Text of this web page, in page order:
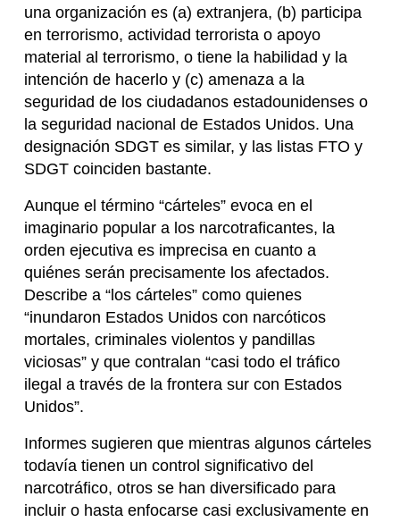
una organización es (a) extranjera, (b) participa
en terrorismo, actividad terrorista o apoyo
material al terrorismo, o tiene la habilidad y la
intención de hacerlo y (c) amenaza a la
seguridad de los ciudadanos estadounidenses o
la seguridad nacional de Estados Unidos. Una
designación SDGT es similar, y las listas FTO y
SDGT coinciden bastante.
Aunque el término “cárteles” evoca en el
imaginario popular a los narcotraficantes, la
orden ejecutiva es imprecisa en cuanto a
quiénes serán precisamente los afectados.
Describe a “los cárteles” como quienes
“inundaron Estados Unidos con narcóticos
mortales, criminales violentos y pandillas
viciosas” y que contralan “casi todo el tráfico
ilegal a través de la frontera sur con Estados
Unidos”.
Informes sugieren que mientras algunos cárteles
todavía tienen un control significativo del
narcotráfico, otros se han diversificado para
incluir o hasta enfocarse casi exclusivamente en